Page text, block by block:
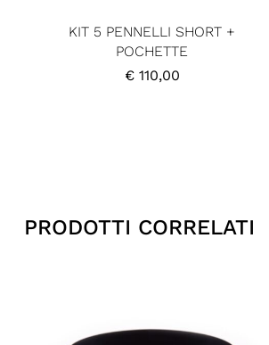
KIT 5 PENNELLI SHORT +
POCHETTE
€110,00
PRODOTTI CORRELATI